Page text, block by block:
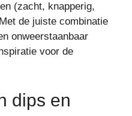
(zacht, knapperig,
de juiste combinatie
onweerstaanbaar
voor de
dips en